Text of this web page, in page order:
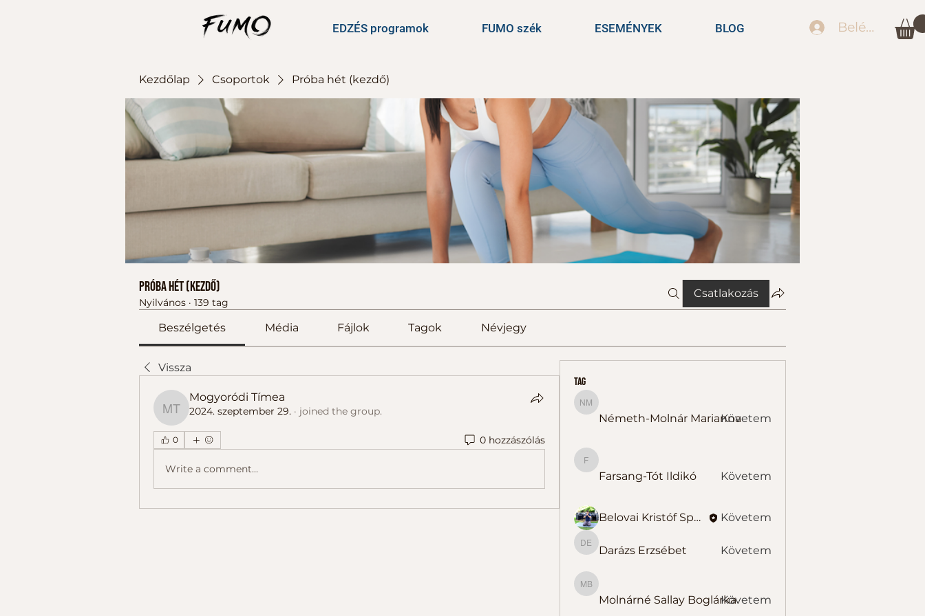
EDZÉS programok FUMO szék ESEMÉNYEK BLOG Belépés
Kezdőlap Csoportok Próba hét (kezdő)
Próba hét (kezdő)
Nyilvános · 139 tag
Csatlakozás
Beszélgetés Média Fájlok Tagok Névjegy
Vissza
Mogyoródi Tímea
Mogyoródi Tímea
2024. szeptember 29. · joined the group.
0 0 hozzászólás
Write a comment...
tag
Németh-Molnár Marianna
Németh-Molnár MariannaKövetem
Farsang-Tót Ildikó
Farsang-Tót Ildikó Követem
Belovai Kristóf Sportedző Követem
Darázs Erzsébet
Darázs Erzsébet Követem
Molnárné Sallay Boglárka
Molnárné Sallay BoglárkaKövetem